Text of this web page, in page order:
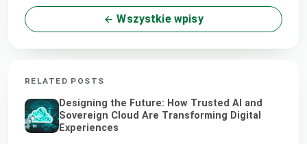
Wszystkie wpisy
RELATED POSTS
Designing the Future: How Trusted AI and
Sovereign Cloud Are Transforming Digital
Experiences